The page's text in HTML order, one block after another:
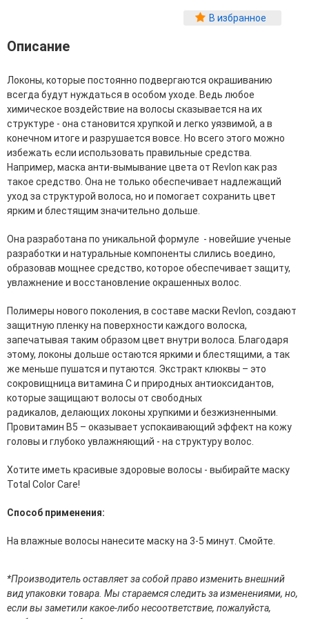
Бальзамы для лица
Гели для лица
Карбокситерапия
Кремы для лица
Лосьоны, тоники и мисты для лица
Маски для лица
Масла для лица
Мицеллярная вода
Наборы для ухода за лицом
Пенки и муссы для лица
Скрабы, пилинги и гоммажи для лица
Сыворотки, эликсиры, эмульсии, концентраты и
эссенции для лица
Уход для губ
Уход для кожи вокруг глаз
Флюиды для лица
Для Тела
Автозагар для тела
Антицеллюлитные средства
Бальзамы и гели для тела
Дезодоранты для тела
Кремы для тела
Масла для тела
Наборы по уходу за телом
Пены для ванны
Скрабы и пилинги для тела
В избранное
Описание
Локоны, которые постоянно подвергаются окрашиванию
всегда будут нуждаться в особом уходе. Ведь любое
химическое воздействие на волосы сказывается на их
структуре - она становится хрупкой и легко уязвимой, а в
конечном итоге и разрушается вовсе. Но всего этого можно
избежать если использовать правильные средства.
Например, маска анти-вымывание цвета от Revlon как раз
такое средство. Она не только обеспечивает надлежащий
уход за структурой волоса, но и помогает сохранить цвет
ярким и блестящим значительно дольше.
Она разработана по уникальной формуле - новейшие ученые
разработки и натуральные компоненты слились воедино,
образовав мощнее средство, которое обеспечивает защиту,
увлажнение и восстановление окрашенных волос.
Полимеры нового поколения, в составе маски Revlon, создают
защитную пленку на поверхности каждого волоска,
запечатывая таким образом цвет внутри волоса. Благодаря
этому, локоны дольше остаются яркими и блестящими, а так
же меньше пушатся и путаются. Экстракт клюквы – это
сокровищница витамина С и природных антиоксидантов,
которые защищают волосы от свободных
радикалов, делающих локоны хрупкими и безжизненными.
Провитамин В5 – оказывает успокаивающий эффект на кожу
головы и глубоко увлажняющий - на структуру волос.
Хотите иметь красивые здоровые волосы - выбирайте маску
Total Color Care!
Способ применения:
На влажные волосы нанесите маску на 3-5 минут. Смойте.
*Производитель оставляет за собой право изменить внешний
вид упаковки товара. Мы стараемся следить за изменениями, но,
если вы заметили какое-либо несоответствие, пожалуйста,